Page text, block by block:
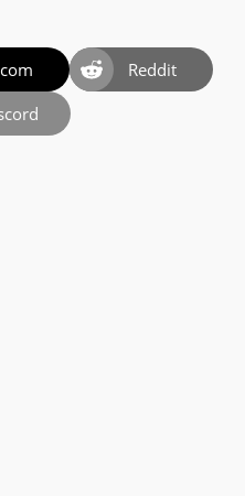
Reddit